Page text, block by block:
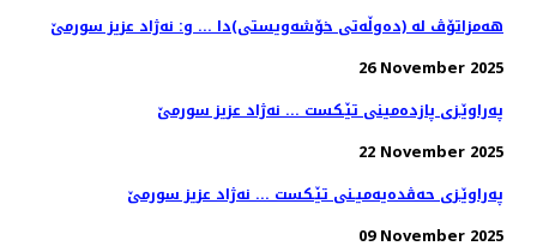
هه‌مزاتۆڤ له‌ (ده‌وڵه‌تی خۆشه‌ویستی)دا ... و: نه‌ژاد عزیز سورمێ
26 November 2025
په‌راوێـزی پازده‌مینی تێـكست ... نه‌ژاد عزیز سورمێ
22 November 2025
په‌راوێـزی حه‌ڤده‌یه‌میـنی تێـكست ... نه‌ژاد عزیز سورمێ
09 November 2025